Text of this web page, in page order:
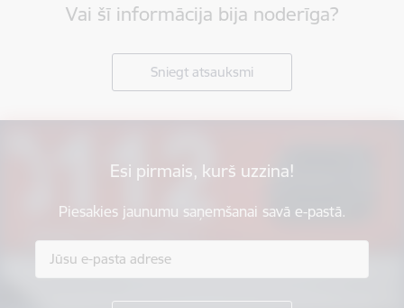
Vai šī informācija bija noderīga?
Sniegt atsauksmi
Esi pirmais, kurš uzzina!
Piesakies jaunumu saņemšanai savā e-pastā.